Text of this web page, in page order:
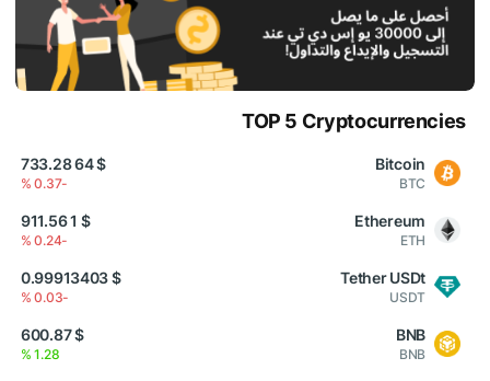
TOP 5 Cryptocurrencies
Bitcoin
BTC
$ 64 733.28
-0.37 %
Ethereum
ETH
$ 1 911.56
-0.24 %
Tether USDt
USDT
$ 0.99913403
-0.03 %
BNB
BNB
$ 600.87
1.28 %